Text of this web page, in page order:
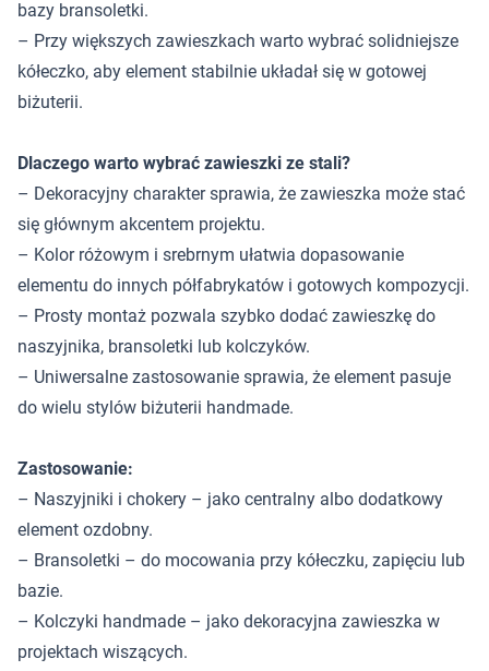
bazy bransoletki.
– Przy większych zawieszkach warto wybrać solidniejsze
kółeczko, aby element stabilnie układał się w gotowej
biżuterii.
Dlaczego warto wybrać zawieszki ze stali?
– Dekoracyjny charakter sprawia, że zawieszka może stać
się głównym akcentem projektu.
– Kolor różowym i srebrnym ułatwia dopasowanie
elementu do innych półfabrykatów i gotowych kompozycji.
– Prosty montaż pozwala szybko dodać zawieszkę do
naszyjnika, bransoletki lub kolczyków.
– Uniwersalne zastosowanie sprawia, że element pasuje
do wielu stylów biżuterii handmade.
Zastosowanie:
– Naszyjniki i chokery – jako centralny albo dodatkowy
element ozdobny.
– Bransoletki – do mocowania przy kółeczku, zapięciu lub
bazie.
– Kolczyki handmade – jako dekoracyjna zawieszka w
projektach wiszących.